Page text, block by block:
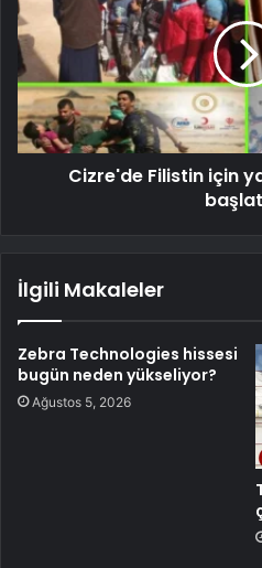
Cizre'de Filistin için
İlgili Makaleler
Zebra Technologies hissesi
bugün neden yükseliyor?
Ağustos 5, 2026